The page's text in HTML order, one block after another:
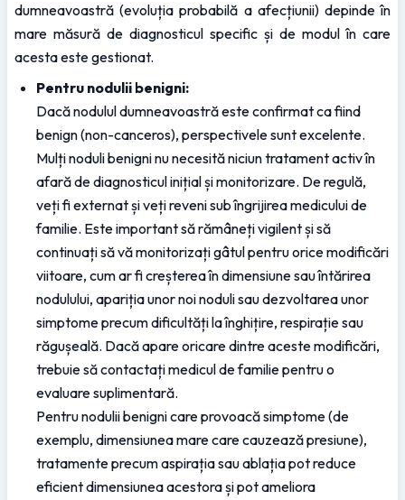
dumneavoastră (evoluția probabilă a afecțiunii) depinde în
mare măsură de diagnosticul specific și de modul în care
acesta este gestionat.
Pentru nodulii benigni:
Dacă nodulul dumneavoastră este confirmat ca fiind
benign (non-canceros), perspectivele sunt excelente.
Mulți noduli benigni nu necesită niciun tratament activ în
afară de diagnosticul inițial și monitorizare. De regulă,
veți fi externat și veți reveni sub îngrijirea medicului de
familie. Este important să rămâneți vigilent și să
continuați să vă monitorizați gâtul pentru orice modificări
viitoare, cum ar fi creșterea în dimensiune sau întărirea
nodulului, apariția unor noi noduli sau dezvoltarea unor
simptome precum dificultăți la înghițire, respirație sau
răgușeală. Dacă apare oricare dintre aceste modificări,
trebuie să contactați medicul de familie pentru o
evaluare suplimentară.
Pentru nodulii benigni care provoacă simptome (de
exemplu, dimensiunea mare care cauzează presiune),
tratamente precum aspirația sau ablația pot reduce
eficient dimensiunea acestora și pot ameliora